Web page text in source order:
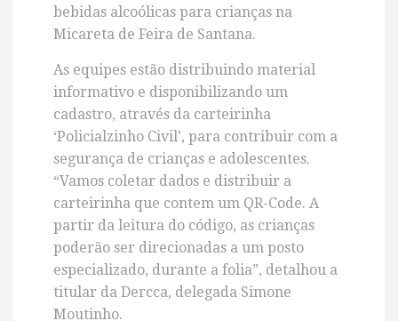
bebidas alcoólicas para crianças na
Micareta de Feira de Santana.
As equipes estão distribuindo material
informativo e disponibilizando um
cadastro, através da carteirinha
‘Policialzinho Civil’, para contribuir com a
segurança de crianças e adolescentes.
“Vamos coletar dados e distribuir a
carteirinha que contem um QR-Code. A
partir da leitura do código, as crianças
poderão ser direcionadas a um posto
especializado, durante a folia”, detalhou a
titular da Dercca, delegada Simone
Moutinho.